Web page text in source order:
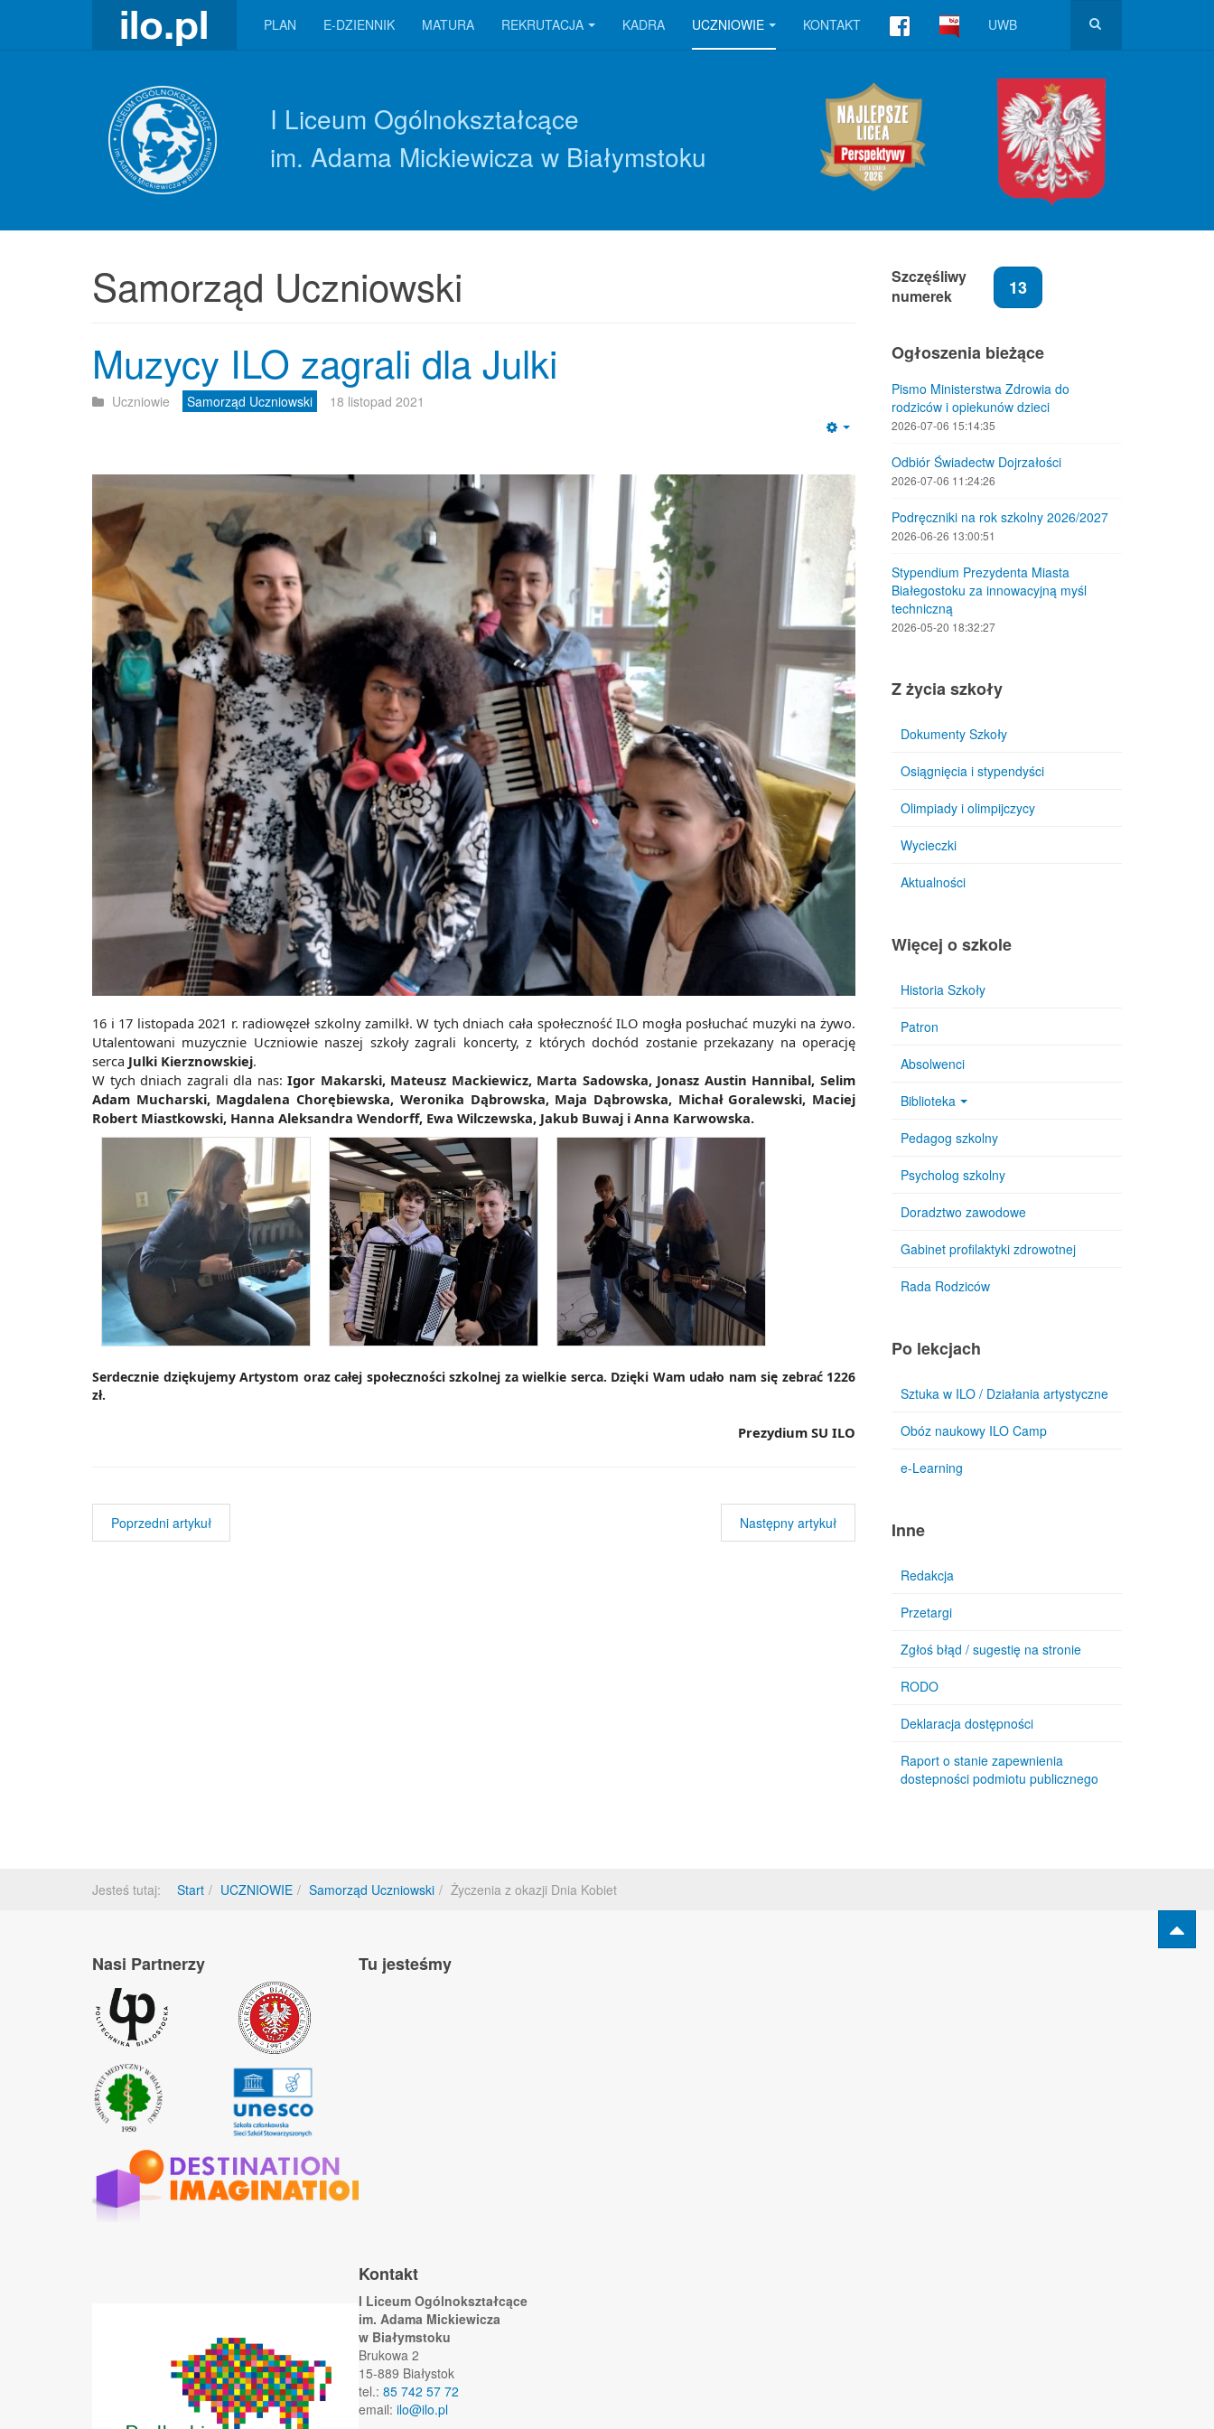
PLAN E-DZIENNIK MATURA REKRUTACJA KADRA UCZNIOWIE KONTAKT UWB
I Liceum Ogólnokształcące
im. Adama Mickiewicza w Białymstoku
Samorząd Uczniowski
Muzycy ILO zagrali dla Julki
Uczniowie Samorząd Uczniowski 18 listopad 2021
16 i 17 listopada 2021 r. radiowęzeł szkolny zamilkł. W tych dniach cała społeczność ILO mogła posłuchać muzyki na żywo.
Utalentowani muzycznie Uczniowie naszej szkoły zagrali koncerty, z których dochód zostanie przekazany na operację
serca Julki Kierznowskiej.
W tych dniach zagrali dla nas:Igor Makarski, Mateusz Mackiewicz, Marta Sadowska, Jonasz Austin Hannibal, Selim
Adam Mucharski, Magdalena Chorębiewska, Weronika Dąbrowska, Maja Dąbrowska, Michał Goralewski, Maciej
Robert Miastkowski, Hanna Aleksandra Wendorff, Ewa Wilczewska, Jakub Buwaj i Anna Karwowska.
Serdecznie dziękujemy Artystom oraz całej społeczności szkolnej za wielkie serca. Dzięki Wam udało nam się zebrać 1226
zł.
Prezydium SU ILO
Poprzedni artykuł Następny artykuł
Szczęśliwy
numerek
13
Ogłoszenia bieżące
Pismo Ministerstwa Zdrowia do
rodziców i opiekunów dzieci
2026-07-06 15:14:35
Odbiór Świadectw Dojrzałości
2026-07-06 11:24:26
Podręczniki na rok szkolny 2026/2027
2026-06-26 13:00:51
Stypendium Prezydenta Miasta
Białegostoku za innowacyjną myśl
techniczną
2026-05-20 18:32:27
Z życia szkoły
Dokumenty Szkoły
Osiągnięcia i stypendyści
Olimpiady i olimpijczycy
Wycieczki
Aktualności
Więcej o szkole
Historia Szkoły
Patron
Absolwenci
Biblioteka
Pedagog szkolny
Psycholog szkolny
Doradztwo zawodowe
Gabinet profilaktyki zdrowotnej
Rada Rodziców
Po lekcjach
Sztuka w ILO / Działania artystyczne
Obóz naukowy ILO Camp
e-Learning
Inne
Redakcja
Przetargi
Zgłoś błąd / sugestię na stronie
RODO
Deklaracja dostępności
Raport o stanie zapewnienia
dostepności podmiotu publicznego
Jesteś tutaj: Start UCZNIOWIE Samorząd Uczniowski Życzenia z okazji Dnia Kobiet
Nasi Partnerzy Tu jesteśmy
Kontakt
I Liceum Ogólnokształcące
im. Adama Mickiewicza
w Białymstoku
Brukowa 2
15-889 Białystok
tel.: 85 742 57 72
email: ilo@ilo.pl